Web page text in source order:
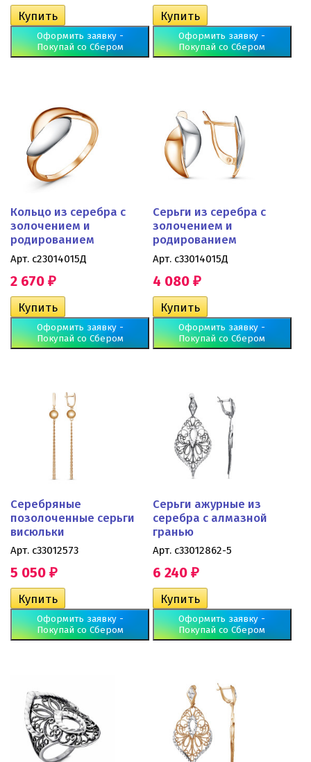
Оформить заявку -
Покупай со Сбером
Оформить заявку -
Покупай со Сбером
Кольцо из серебра с
золочением и
родированием
Арт. с23014015Д
2 670 ₽
Оформить заявку -
Покупай со Сбером
Серьги из серебра с
золочением и
родированием
Арт. с33014015Д
4 080 ₽
Оформить заявку -
Покупай со Сбером
Серебряные
позолоченные серьги
висюльки
Арт. с33012573
5 050 ₽
Оформить заявку -
Покупай со Сбером
Серьги ажурные из
серебра с алмазной
гранью
Арт. с33012862-5
6 240 ₽
Оформить заявку -
Покупай со Сбером